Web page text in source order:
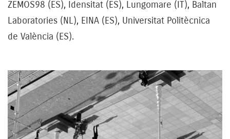
ZEMOS98 (ES), Idensitat (ES), Lungomare (IT), Baltan
Laboratories (NL), EINA (ES), Universitat Politècnica
de València (ES).